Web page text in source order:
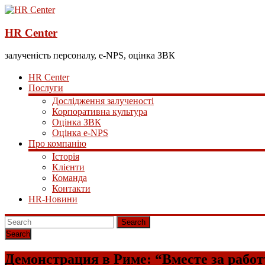
HR Center
залученість персоналу, e-NPS, оцінка ЗВК
HR Center
Послуги
Дослідження залученості
Корпоративна культура
Оцінка ЗВК
Оцінка e-NPS
Про компанію
Історія
Клієнти
Команда
Контакти
HR-Новини
Search
Демонстрация в Риме: “Вместе за